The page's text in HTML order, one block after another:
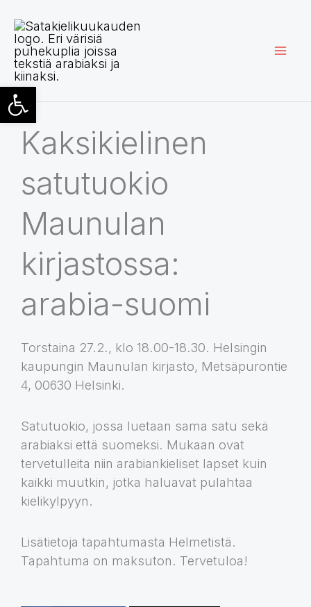
sisältöön
Kaksikielinen
satutuokio
Maunulan
kirjastossa:
arabia-suomi
Torstaina 27.2., klo 18.00-18.30. Helsingin
kaupungin Maunulan kirjasto, Metsäpurontie
4, 00630 Helsinki.
Satutuokio, jossa luetaan sama satu sekä
arabiaksi että suomeksi. Mukaan ovat
tervetulleita niin arabiankieliset lapset kuin
kaikki muutkin, jotka haluavat pulahtaa
kielikylpyyn.
Lisätietoja tapahtumasta Helmetistä.
Tapahtuma on maksuton. Tervetuloa!
Open toolbar